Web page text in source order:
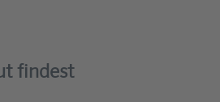
findest